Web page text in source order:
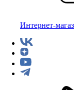
Интернет-